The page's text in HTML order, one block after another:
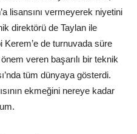
lisansını vermeyerek niyetini
direktörü de Taylan ile
Kerem’e de turnuvada süre
veren başarılı bir teknik
tüm dünyaya gösterdi.
ekmeğini nereye kadar